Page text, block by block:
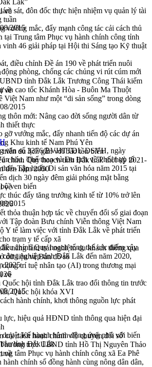
Lắk”
sát, đôn đốc thực hiện nhiệm vụ quản lý tài
tuần
vướng mắc, đẩy mạnh công tác cải cách thủ
tại Trung tâm Phục vụ hành chính công tỉnh
46 giải pháp tại Hội thi Sáng tạo Kỹ thuật
điều chỉnh Đề án 190 về phát triển nuôi
tỉnh Đắk Lắk Trương Công Thái kiểm
án cao tốc Khánh Hòa - Buôn Ma Thuột
Việt Nam như một “di sản sống” trong dòng
thôn mới: Nâng cao đời sống người dân từ
thiết thực
gỡ vướng mắc, đẩy nhanh tiến độ các dự án
Khu kinh tế Nam Phú Yên
du lịch gắn với bảo tồn biển
chỉnh Quy hoạch tỉnh Đắk Lắk thời kỳ 2021-
đến năm 2050
dịch 30 ngày đêm giải phóng mặt bằng
ven biển
thúc đẩy tăng trưởng kinh tế từ 10% trở lên
thỏa thuận hợp tác về chuyển đổi số giai đoạn
Tập đoàn Bưu chính Viễn thông Việt Nam
Y tế làm việc với tỉnh Đắk Lắk về phát triển
trạm y tế cấp xã
nâng tầm trải nghiệm du khách thông qua
dữ liệu và Bản đồ số
dụng trí tuệ nhân tạo (AI) trong thương mại
Quốc hội tỉnh Đắk Lắk trao đổi thông tin trước
Quốc hội khóa XVI
hành chính, khơi thông nguồn lực phát
lực, hiệu quả HĐND tỉnh thông qua hiện đại
cải cách hành chính với chuyển đổi số
trực UBND tỉnh Hồ Thị Nguyên Thảo
tâm Phục vụ hành chính công xã Ea Phê
chính số đồng hành cùng nông dân dân,
về
2015
phòng, chống các chủng vi rút cúm mới
về
2015
văn số 3376/BVHTTDL-DSVH, ngày
hóa, Thể thao và Du lịch về Phối hợp tổ
Tập huấn Di sản văn hóa năm 2015 tại
về
2015
chỉnh Quy hoạch tổng thể các điểm xây
công nghiệp tỉnh Đắk Lắk đến năm 2020,
2025
về
2015
Kế hoạch hành động ứng phó với biến
tỉnh Đắk Lắk
về